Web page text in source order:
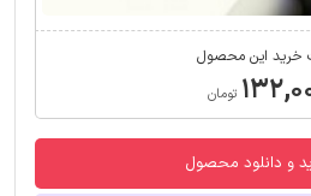
خرید این محصول
تومان
و دانلود محصول